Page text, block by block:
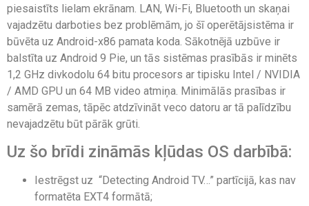
piesaistīts lielam ekrānam. LAN, Wi-Fi, Bluetooth un skaņai
vajadzētu darboties bez problēmām, jo šī operētājsistēma ir
būvēta uz Android-x86 pamata koda. Sākotnējā uzbūve ir
balstīta uz Android 9 Pie, un tās sistēmas prasībās ir minēts
1,2 GHz divkodolu 64 bitu procesors ar tipisku Intel / NVIDIA
/ AMD GPU un 64 MB video atmiņa. Minimālās prasības ir
samērā zemas, tāpēc atdzīvināt veco datoru ar tā palīdzību
nevajadzētu būt pārāk grūti.
Uz šo brīdi zināmās kļūdas OS darbībā:
Iestrēgst uz “Detecting Android TV…” partīcijā, kas nav
formatēta EXT4 formātā;